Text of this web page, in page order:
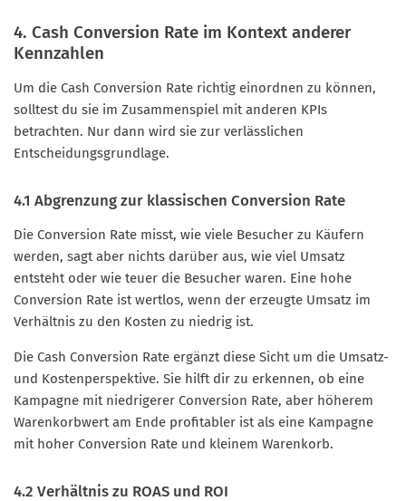
4. Cash Conversion Rate im Kontext anderer
Kennzahlen
Um die Cash Conversion Rate richtig einordnen zu können,
solltest du sie im Zusammenspiel mit anderen KPIs
betrachten. Nur dann wird sie zur verlässlichen
Entscheidungsgrundlage.
4.1 Abgrenzung zur klassischen Conversion Rate
Die Conversion Rate misst, wie viele Besucher zu Käufern
werden, sagt aber nichts darüber aus, wie viel Umsatz
entsteht oder wie teuer die Besucher waren. Eine hohe
Conversion Rate ist wertlos, wenn der erzeugte Umsatz im
Verhältnis zu den Kosten zu niedrig ist.
Die Cash Conversion Rate ergänzt diese Sicht um die Umsatz-
und Kostenperspektive. Sie hilft dir zu erkennen, ob eine
Kampagne mit niedrigerer Conversion Rate, aber höherem
Warenkorbwert am Ende profitabler ist als eine Kampagne
mit hoher Conversion Rate und kleinem Warenkorb.
4.2 Verhältnis zu ROAS und ROI